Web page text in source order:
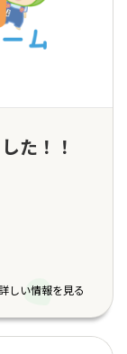
た！！
しい情報を見る